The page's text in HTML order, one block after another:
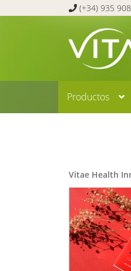
(+34) 935
aal
contenido
Productos
Vitae Health